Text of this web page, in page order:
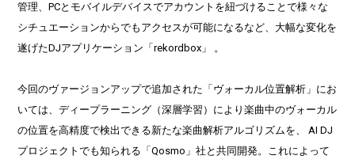
管理、PCとモバイルデバイスでアカウントを紐づけることで様々な
シチュエーションからでもアクセスが可能になるなど、大幅な変化を
遂げたDJアプリケーション「rekordbox」 。
今回のヴァージョンアップで追加された「ヴォーカル位置解析」にお
いては、ディープラーニング（深層学習）により楽曲中のヴォーカル
の位置を高精度で検出できる新たな楽曲解析アルゴリズムを、 AI DJ
プロジェクトでも知られる「Qosmo」社と共同開発。これによって